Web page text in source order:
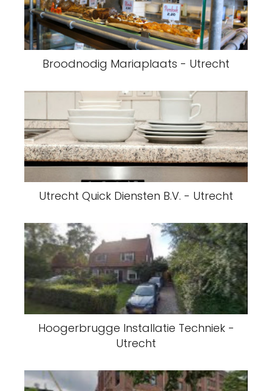
Broodnodig Mariaplaats - Utrecht
Utrecht Quick Diensten B.V. - Utrecht
Hoogerbrugge Installatie Techniek -
Utrecht